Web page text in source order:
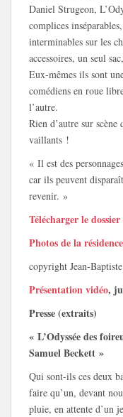
Daniel Strugeon,
complices
interminables sur les
accessoires, un seul
Eux-mêmes ils sont
comédiens en roue
l’autre.
Rien d’autre sur scène
vaillants !
« Il est des
car ils peuvent
revenir. »
Télécharger le
Photos de la
copyright Jean-
Présentation vidéo,
Presse (extraits)
« L’Odyssée des
Samuel Beckett »
Qui sont-ils ces deux
faire qu’un, devant
pluie, en attente d’un